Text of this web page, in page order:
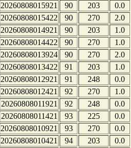
20260808015921
90 203
0.0
20260808015422
90 270
2.0
20260808014921
90 203
1.0
20260808014422
90 270
1.0
20260808013924
90 270
2.0
20260808013422
91 203
1.0
20260808012921
91 248
0.0
20260808012421
92 270
1.0
20260808011921
92 248
0.0
20260808011421
93 225
0.0
20260808010921
93 270
0.0
20260808010421
94 203
0.0